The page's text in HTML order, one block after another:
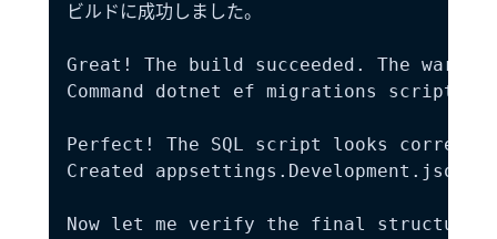
ビルドに成功しました。
Great! The build succeeded. The
Command dotnet ef migrations script
Perfect! The SQL script looks correct
Created appsettings.Development.json
Now let me verify the final structure